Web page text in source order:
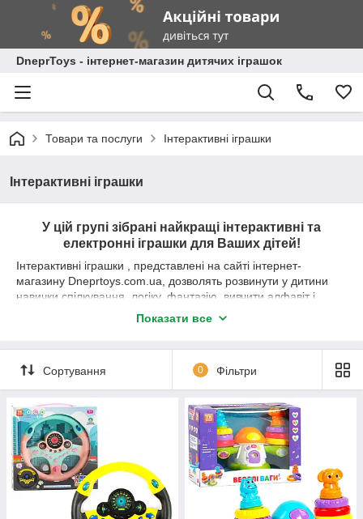
DneprToys - інтернет-магазин дитячих іграшок
Товари та послуги Інтерактивні іграшки
Інтерактивні іграшки
У цій групі зібрані найкращі інтерактивні та
електронні іграшки для Ваших дітей!
Інтерактивні іграшки , представлені на сайті інтернет-
магазину Dneprtoys.com.ua, дозволять розвинути у дитини
навички спілкування, логіку, фантазію, вивчити алфавіт і
Показати все
Сортування 0 Фільтри